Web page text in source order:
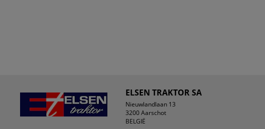
ELSEN TRAKTOR SA
Nieuwlandlaan 13
3200 Aarschot
BELGIË